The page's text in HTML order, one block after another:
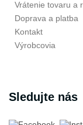
Vrátenie tovaru a
Doprava a platba
Kontakt
Výrobcovia
Sledujte nás